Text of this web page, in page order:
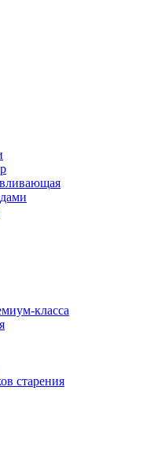
класса
старения